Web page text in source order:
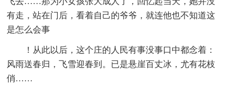
有走，站在门后，看着自己的爷爷，就连他也不知道这
是怎么会事
！从此以后，这个庄的人民有事没事口中都念着：
风雨送春归，飞雪迎春到。已是悬崖百丈冰，尤有花枝
俏……